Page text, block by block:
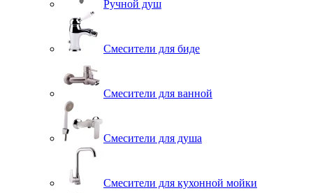
Ручной душ
Смесители для биде
Смесители для ванной
Смесители для душа
Смесители для кухонной мойки